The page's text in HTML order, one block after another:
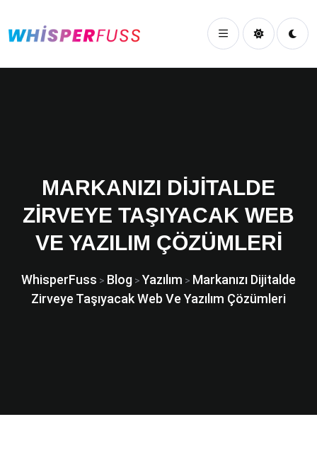
MARKANIZI DIJITALDE
ZIRVEYE TAŞIYACAK WEB
VE YAZILIM ÇÖZÜMLERI
WhisperFuss > Blog > Yazılım > Markanızı Dijitalde
Zirveye Taşıyacak Web Ve Yazılım Çözümleri